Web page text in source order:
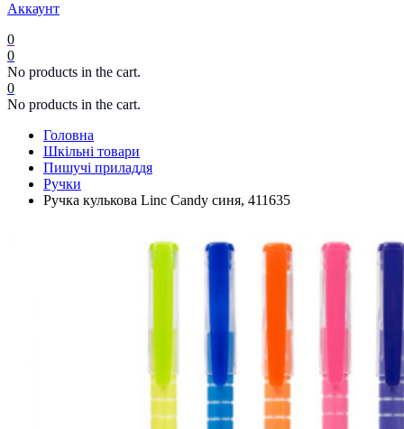
Аккаунт
0
0
No products in the cart.
0
No products in the cart.
Головна
Шкільні товари
Пишучі приладдя
Ручки
Ручка кулькова Linc Candy синя, 411635